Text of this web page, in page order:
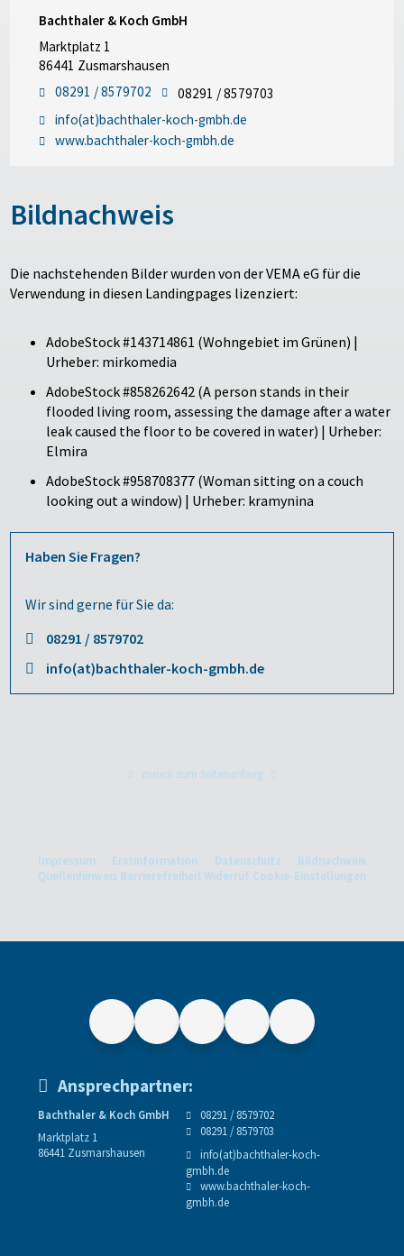
Bachthaler & Koch GmbH
Marktplatz 1
86441 Zusmarshausen
08291 / 8579702
08291 / 8579703
info(at)bachthaler-koch-gmbh.de
www.bachthaler-koch-gmbh.de
Bildnachweis
Die nachstehenden Bilder wurden von der VEMA eG für die
Verwendung in diesen Landingpages lizenziert:
AdobeStock #143714861 (Wohngebiet im Grünen) |
Urheber: mirkomedia
AdobeStock #858262642 (A person stands in their
flooded living room, assessing the damage after a water
leak caused the floor to be covered in water) | Urheber:
Elmira
AdobeStock #958708377 (Woman sitting on a couch
looking out a window) | Urheber: kramynina
Haben Sie Fragen?
Wir sind gerne für Sie da:
08291 / 8579702
info(at)bachthaler-koch-gmbh.de
zurück zum Seitenanfang
Impressum Erstinformation Datenschutz
Bildnachweis
Quellenhinweis Barrierefreiheit Widerruf Cookie-Einstellungen
Ansprechpartner:
Bachthaler & Koch GmbH
Marktplatz 1
86441 Zusmarshausen
08291 / 8579702
08291 / 8579703
info(at)bachthaler-koch-
gmbh.de
www.bachthaler-koch-
gmbh.de